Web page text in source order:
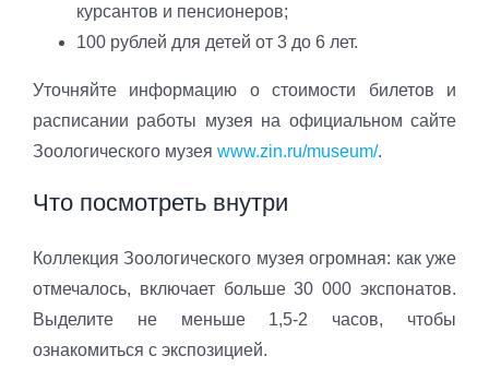
курсантов и пенсионеров;
100 рублей для детей от 3 до 6 лет.
Уточняйте информацию о стоимости билетов и
расписании работы музея на официальном сайте
Зоологического музея www.zin.ru/museum/.
Что посмотреть внутри
Коллекция Зоологического музея огромная: как уже
отмечалось, включает больше 30 000 экспонатов.
Выделите не меньше 1,5-2 часов, чтобы
ознакомиться с экспозицией.